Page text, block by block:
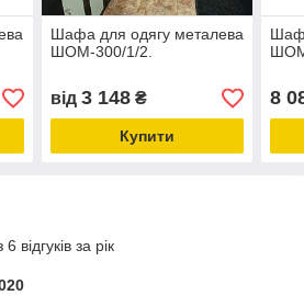
Шафа для одягу металева
ШОМ-300/1/2.
від 3 148₴
Купити
8
відгуків за рік